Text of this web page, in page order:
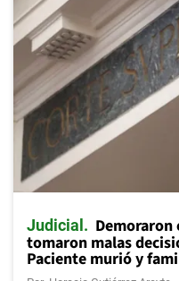
Judicial
tomaron malas
Paciente murió y